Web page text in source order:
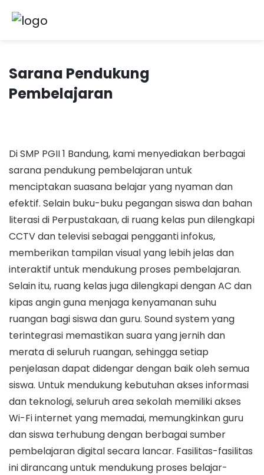
Sarana Pendukung
Pembelajaran
Di SMP PGII 1 Bandung, kami menyediakan berbagai
sarana pendukung pembelajaran untuk
menciptakan suasana belajar yang nyaman dan
efektif. Selain buku-buku pegangan siswa dan bahan
literasi di Perpustakaan, di ruang kelas pun dilengkapi
CCTV dan televisi sebagai pengganti infokus,
memberikan tampilan visual yang lebih jelas dan
interaktif untuk mendukung proses pembelajaran.
Selain itu, ruang kelas juga dilengkapi dengan AC dan
kipas angin guna menjaga kenyamanan suhu
ruangan bagi siswa dan guru. Sound system yang
terintegrasi memastikan suara yang jernih dan
merata di seluruh ruangan, sehingga setiap
penjelasan dapat didengar dengan baik oleh semua
siswa. Untuk mendukung kebutuhan akses informasi
dan teknologi, seluruh area sekolah memiliki akses
Wi-Fi internet yang memadai, memungkinkan guru
dan siswa terhubung dengan berbagai sumber
pembelajaran digital secara lancar. Fasilitas-fasilitas
ini dirancang untuk mendukung proses belajar-